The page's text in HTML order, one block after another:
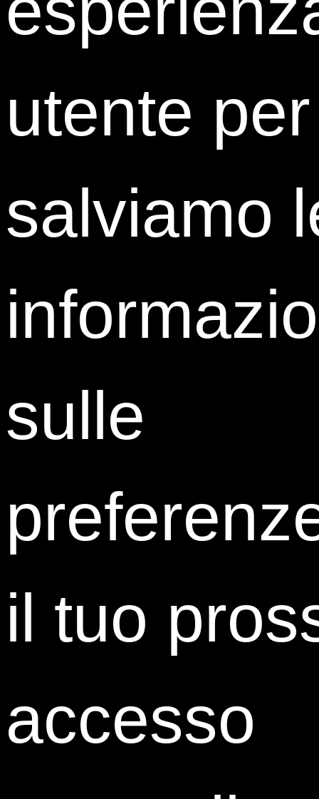
Direzione Affari Legali e Societari
Straordinarie – Direzione Affari Legali
Mediaset
Claudia Ricchetti
General Counsel
Atlantia
Camilla Tallia
utente
salviamo
sulle
il tuo
accesso